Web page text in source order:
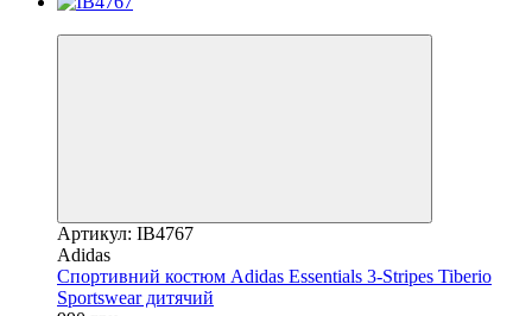
Артикул: IB4767
Adidas
Спортивний костюм Adidas Essentials 3-Stripes Tiberio
Sportswear дитячий